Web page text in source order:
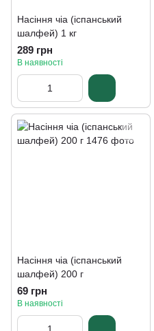
Насіння чіа (іспанський
шалфей) 1 кг
289 грн
В наявності
Насіння чіа (іспанський
шалфей) 200 г
69 грн
В наявності